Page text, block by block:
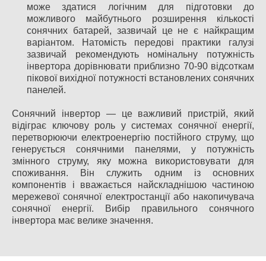
може здатися логічним для підготовки до
можливого майбутнього розширення кількості
сонячних батарей, зазвичай це не є найкращим
варіантом. Натомість передові практики галузі
зазвичай рекомендують номінальну потужність
інвертора дорівнювати приблизно 70-90 відсоткам
пікової вихідної потужності встановлених сонячних
панелей.
Сонячний інвертор — це важливий пристрій, який
відіграє ключову роль у системах сонячної енергії,
перетворюючи електроенергію постійного струму, що
генерується сонячними панелями, у потужність
змінного струму, яку можна використовувати для
споживання. Він служить одним із основних
компонентів і вважається найскладнішою частиною
мережевої сонячної електростанції або накопичувача
сонячної енергії. Вибір правильного сонячного
інвертора має велике значення.